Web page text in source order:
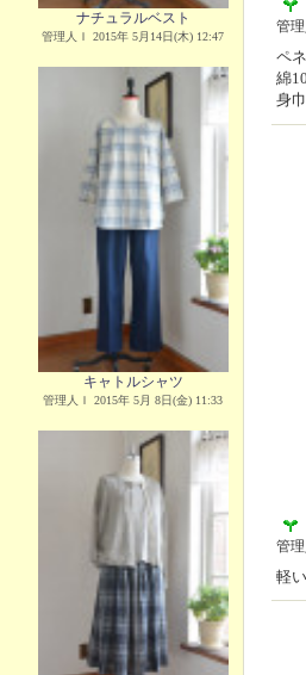
ナチュラルベスト
管理人Ｉ 2015年 5月14日(木) 12:47
キャトルシャツ
管理人Ｉ 2015年 5月 8日(金) 11:33
管理
ペ
綿
身
管理
軽